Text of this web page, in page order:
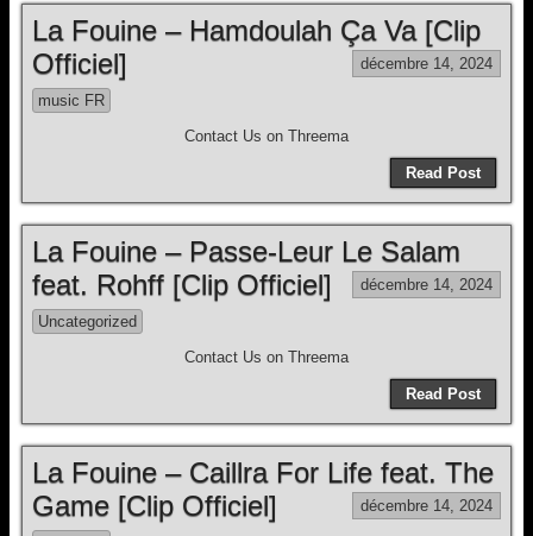
La Fouine – Hamdoulah Ça Va [Clip
Officiel]
décembre 14, 2024
music FR
Contact Us on Threema
Read Post
La Fouine – Passe-Leur Le Salam
feat. Rohff [Clip Officiel]
décembre 14, 2024
Uncategorized
Contact Us on Threema
Read Post
La Fouine – Caillra For Life feat. The
Game [Clip Officiel]
décembre 14, 2024